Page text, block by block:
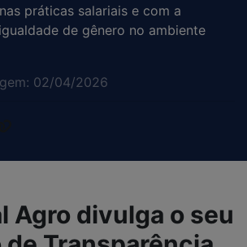
práticas salariais e com a
de gênero no ambiente
02/04/2026
Agro divulga o seu